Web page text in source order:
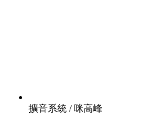
擴音系統 / 咪高峰